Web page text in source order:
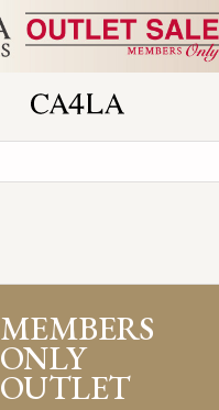
MEMBERS
ONLY
OUTLET